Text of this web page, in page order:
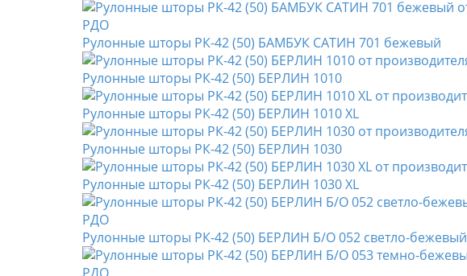
Рулонные шторы РК-42 (50) БАМБУК САТИН 701 бежевый
Рулонные шторы РК-42 (50) БЕРЛИН 1010
Рулонные шторы РК-42 (50) БЕРЛИН 1010 XL
Рулонные шторы РК-42 (50) БЕРЛИН 1030
Рулонные шторы РК-42 (50) БЕРЛИН 1030 XL
Рулонные шторы РК-42 (50) БЕРЛИН Б/О 052 светло-бежевый